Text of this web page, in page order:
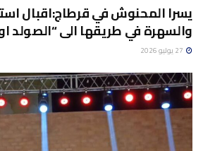
يسرا المحنوش في قرطاج:اقبال
والسهرة في طريقها الى “الصولد